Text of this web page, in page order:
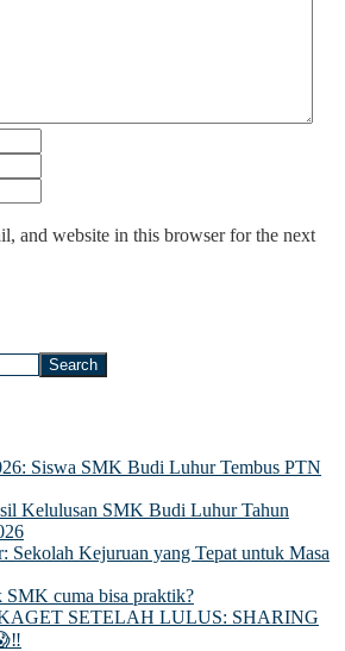
and website in this browser for the next
Search
Siswa SMK Budi Luhur Tembus PTN
Kelulusan SMK Budi Luhur Tahun
Kejuruan yang Tepat untuk Masa
SMK cuma bisa praktik?
SETELAH LULUS: SHARING